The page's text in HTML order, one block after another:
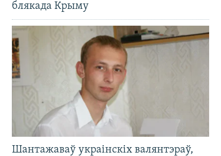
блякада Крыму
Шантажаваў украінскіх валянтэраў,